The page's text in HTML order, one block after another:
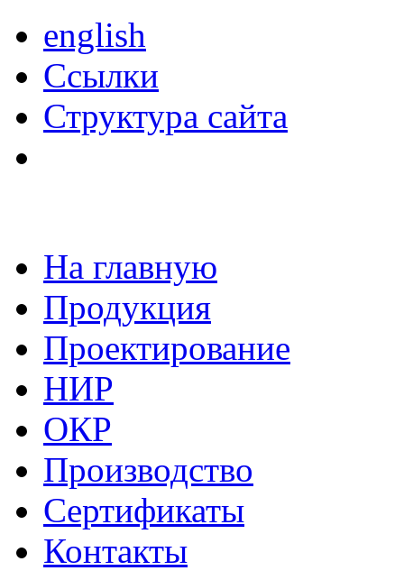
english
Ссылки
Структура сайта
На главную
Продукция
Проектирование
НИР
ОКР
Производство
Сертификаты
Контакты